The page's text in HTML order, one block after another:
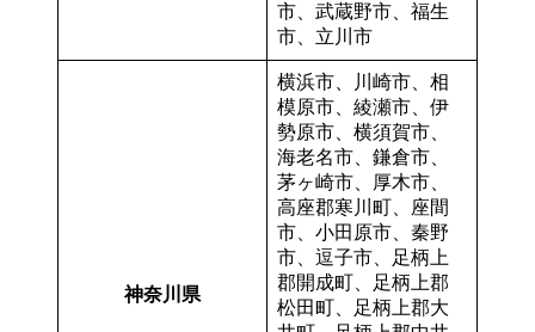
市、武蔵野市、福生
市、立川市
神奈川県
横浜市、川崎市、相
模原市、綾瀬市、伊
勢原市、横須賀市、
海老名市、鎌倉市、
茅ヶ崎市、厚木市、
高座郡寒川町、座間
市、小田原市、秦野
市、逗子市、足柄上
郡開成町、足柄上郡
松田町、足柄上郡大